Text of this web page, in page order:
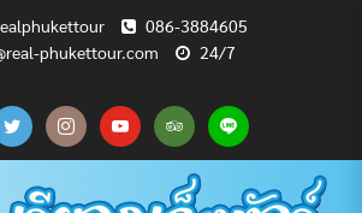
086-3884605
phukettour.com
24/7
CART
CHECKOUT
MY
ACCOUNT
SAMPLE
PAGE
ทัวร์
ทั้งหมด
บทความ
ท่อง
เที่ยว
ยินดี
ต้อนรับ
สู่
เกี่ยว
กับ
เรา
แพ็คเกจ
ทัวร์
ทั้งหมด